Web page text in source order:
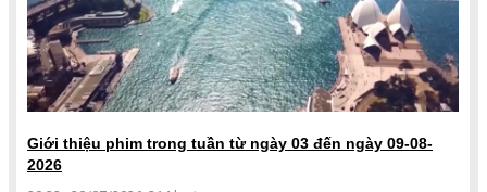
Giới thiệu phim trong tuần từ ngày 03 đến ngày 09-08-
2026